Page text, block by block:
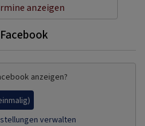
anzeigen
anzeigen?
verwalten